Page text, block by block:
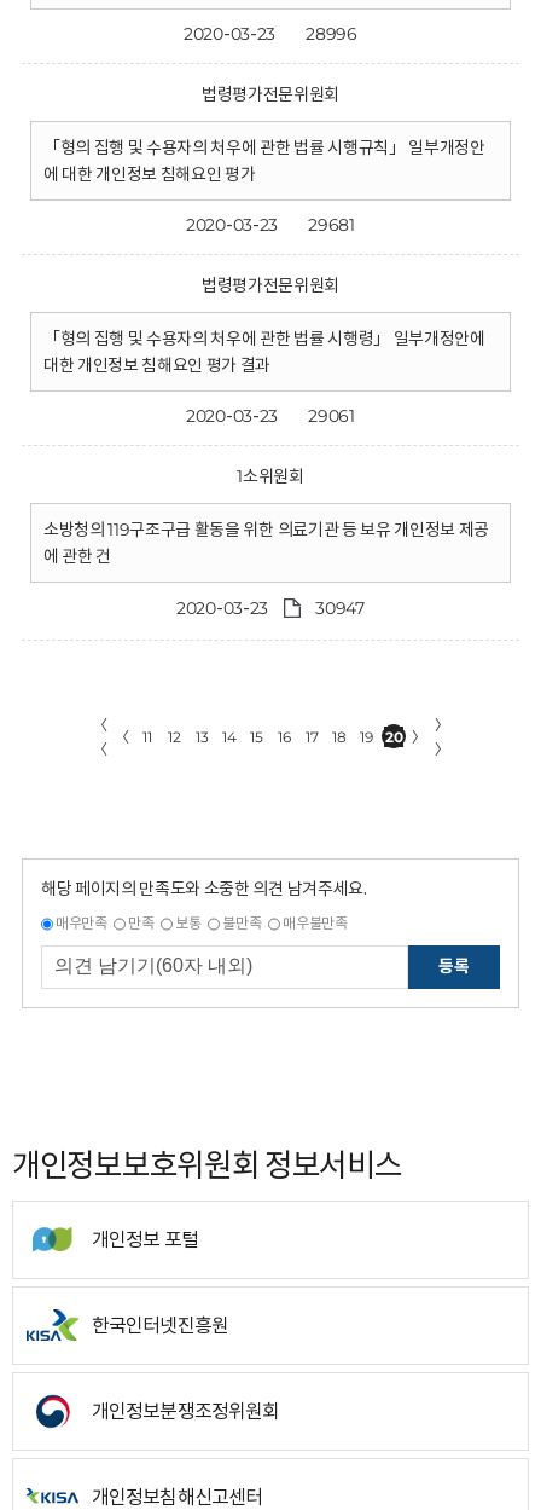
2020-03-23 28996
법령평가전문위원회
「형의 집행 및 수용자의 처우에 관한 법률 시행규칙」 일부개정안
에 대한 개인정보 침해요인 평가
2020-03-23 29681
법령평가전문위원회
「형의 집행 및 수용자의 처우에 관한 법률 시행령」 일부개정안에
대한 개인정보 침해요인 평가 결과
2020-03-23 29061
1소위원회
소방청의 119구조구급 활동을 위한 의료기관 등 보유 개인정보 제공
에 관한 건
2020-03-23 30947
〈
〈
〈 11 12 13 14 15 16 17 18 19 20 〉
〉
〉
해당 페이지의 만족도와 소중한 의견 남겨주세요.
매우만족 만족 보통 불만족 매우불만족
등록
개인정보보호위원회 정보서비스
개인정보 포털
한국인터넷진흥원
개인정보분쟁조정위원회
개인정보침해신고센터